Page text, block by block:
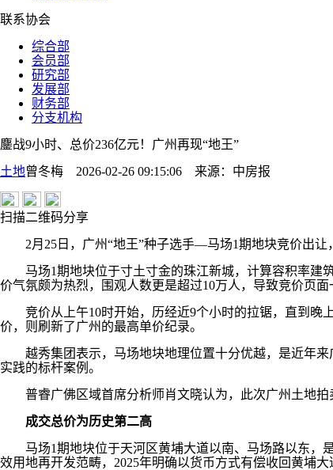
联系协会
综合部
会员部
研究部
发展部
财务部
分支机构
鏖战9小时、总价236亿元！广州再现“地王”
土地曾冬梅 2026-02-26 09:15:06 来源： 中房报
扫描二维码分享
2月25日，广州“地王”种子选手—马场1期地块竞价出让
马场1期地块位于寸土寸金的珠江新城，计算容积率建筑
价气氛颇为热烈，围观人数更是超过10万人，导致竞价页面
竞价从上午10时开始，历经近9个小时的拉锯，直到晚上
价，则刷新了广州的最高单价纪录。
越秀集团表示，马场地块地理位置十分优越，是近年来
实践的标杆案例。
普睿广佛区域首席分析师肖文晓认为，此次广州土地拍
成交总价为历史第二高
马场1期地块位于天河区黄埔大道以南、马场路以东，是
效用地再开发范畴，2025年明确以货币方式有偿收回黄埔